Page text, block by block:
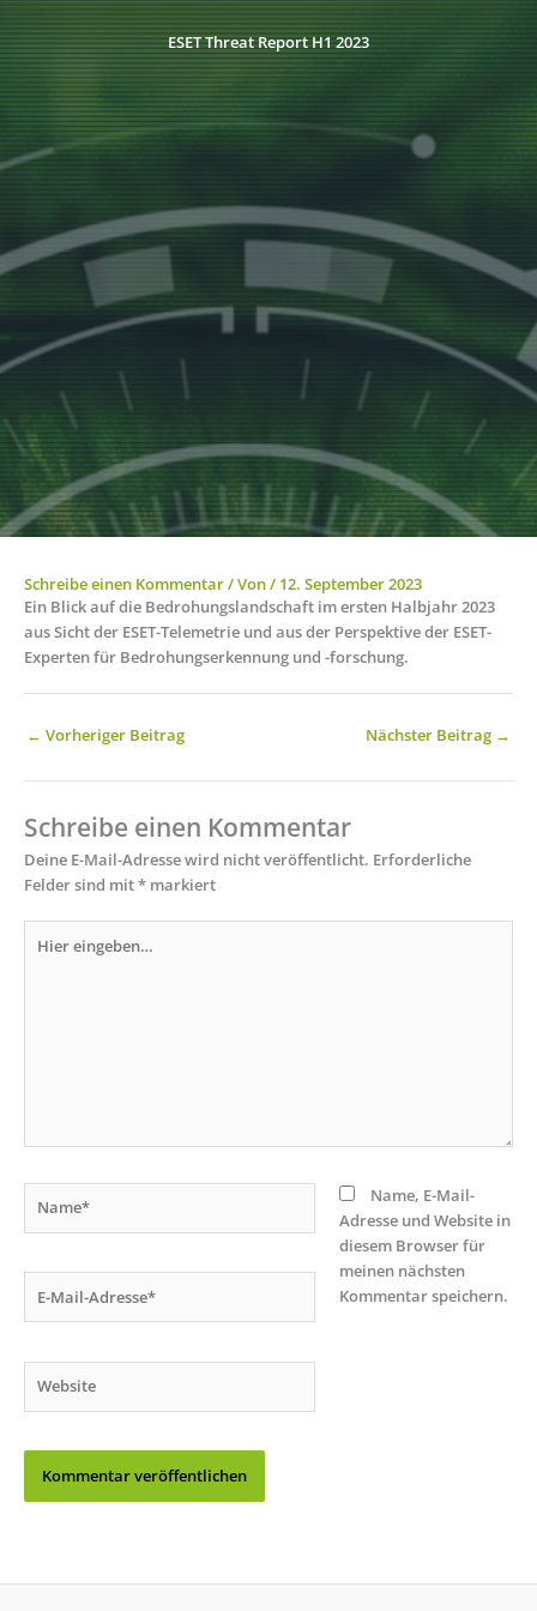
ESET Threat Report H1 2023
Schreibe einen Kommentar/ Von/ 12. September 2023
Ein Blick auf die Bedrohungslandschaft im ersten Halbjahr 2023
aus Sicht der ESET-Telemetrie und aus der Perspektive der ESET-
Experten für Bedrohungserkennung und -forschung.
← Vorheriger Beitrag Nächster Beitrag →
Schreibe einen Kommentar
Deine E-Mail-Adresse wird nicht veröffentlicht. Erforderliche
Felder sind mit* markiert
eingeben…
Mail-
Name, E-Mail-
Adresse und Website in
diesem Browser für
meinen nächsten
Kommentar speichern.